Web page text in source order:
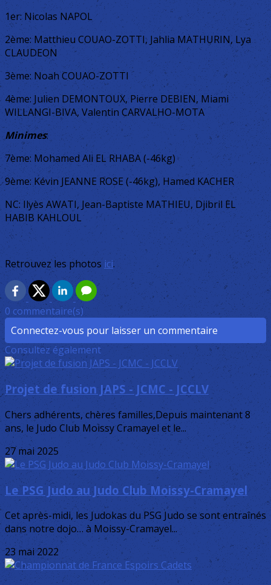
1er: Nicolas NAPOL
2ème: Matthieu COUAO-ZOTTI, Jahlia MATHURIN, Lya
CLAUDEON
3ème: Noah COUAO-ZOTTI
4ème: Julien DEMONTOUX, Pierre DEBIEN, Miami
WILLANGI-BIVA, Valentin CARVALHO-MOTA
Minimes:
7ème: Mohamed Ali EL RHABA (-46kg)
9ème: Kévin JEANNE ROSE (-46kg), Hamed KACHER
NC: Ilyès AWATI, Jean-Baptiste MATHIEU, Djibril EL
HABIB KAHLOUL
Retrouvez les photos ici.
0 commentaire(s)
Connectez-vous pour laisser un commentaire
Consultez également
Projet de fusion JAPS - JCMC - JCCLV
Chers adhérents, chères familles,Depuis maintenant 8
ans, le Judo Club Moissy Cramayel et le...
27 mai 2025
Le PSG Judo au Judo Club Moissy-Cramayel
Cet après-midi, les Judokas du PSG Judo se sont entraînés
dans notre dojo… à Moissy-Cramayel...
23 mai 2022